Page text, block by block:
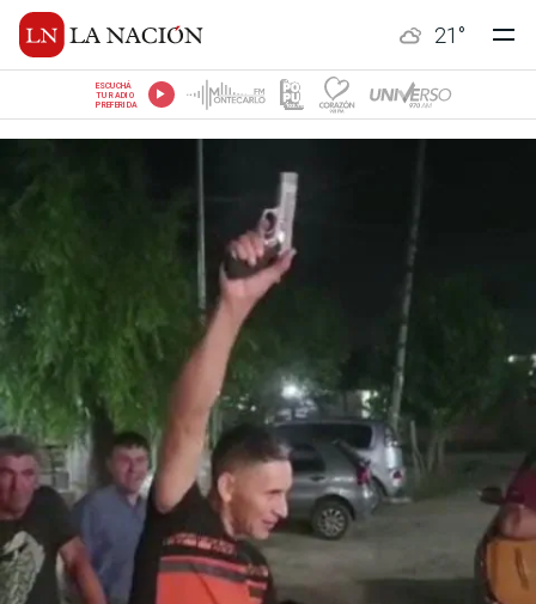
21 °
ESCUCHÁ
TU RADIO
PREFERIDA